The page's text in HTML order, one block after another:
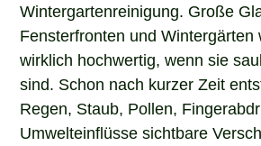
Wintergartenreinigung. Große
Fensterfronten und Wintergärten
wirklich hochwertig, wenn sie
sind. Schon nach kurzer Zeit
Regen, Staub, Pollen,
Umwelteinflüsse sichtbare